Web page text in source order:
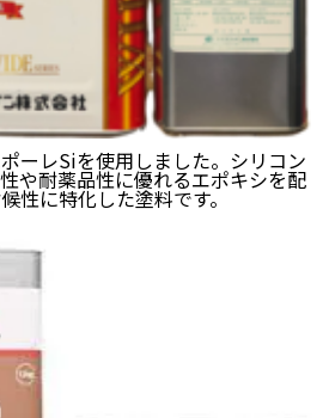
ーレSiを使用しました。シリコン
や耐薬品性に優れるエポキシを配
性に特化した塗料です。